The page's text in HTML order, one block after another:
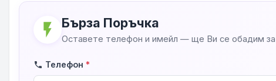
flash_on Бърза Поръчка
Оставете телефон и имейл — ще Ви се обадим
phone Телефон *